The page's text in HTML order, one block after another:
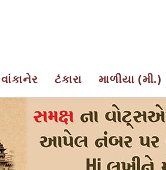
વાંકાનેર ટંકારા માળીયા (મી.)